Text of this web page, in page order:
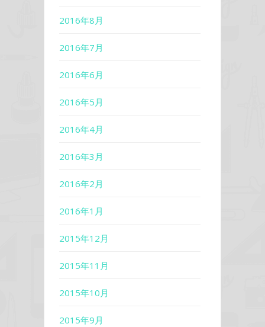
2016年8月
2016年7月
2016年6月
2016年5月
2016年4月
2016年3月
2016年2月
2016年1月
2015年12月
2015年11月
2015年10月
2015年9月